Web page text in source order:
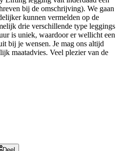
bij de omschrijving). We gaan
kunnen vermelden op de
drie verschillende type leggings
is uniek, waardoor er wellicht een
bij je wensen. Je mag ons altijd
maatadvies. Veel plezier van de